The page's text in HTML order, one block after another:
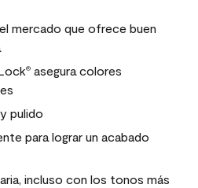
mercado que ofrece buen
® asegura colores
pulido
para lograr un acabado
incluso con los tonos más